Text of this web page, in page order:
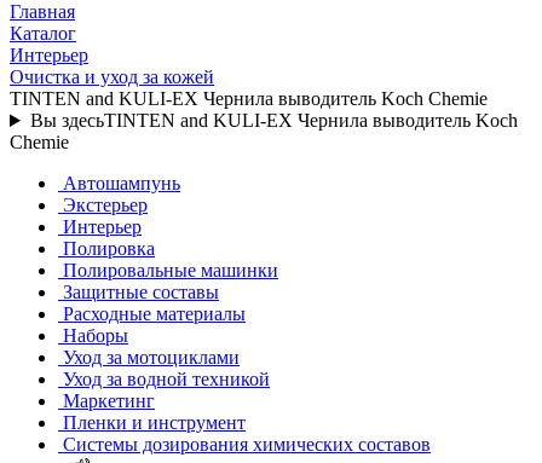
Главная
Каталог
Интерьер
Очистка и уход за кожей
TINTEN and KULI-EX Чернила выводитель Koch Chemie
Вы здесьTINTEN and KULI-EX Чернила выводитель Koch
Chemie
Автошампунь
Экстерьер
Интерьер
Полировка
Полировальные машинки
Защитные составы
Расходные материалы
Наборы
Уход за мотоциклами
Уход за водной техникой
Маркетинг
Пленки и инструмент
Системы дозирования химических составов